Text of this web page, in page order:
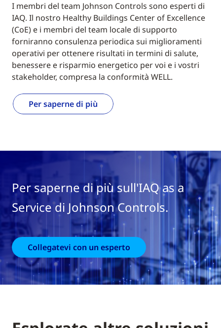
I membri del team Johnson Controls sono esperti di
IAQ. Il nostro Healthy Buildings Center of Excellence
(CoE) e i membri del team locale di supporto
forniranno consulenza periodica sui miglioramenti
operativi per ottenere risultati in termini di salute,
benessere e risparmio energetico per voi e i vostri
stakeholder, compresa la conformità WELL.
Per saperne di più
Per saperne di più sull'IAQ as a
Service di Johnson Controls.
Collegatevi con un esperto